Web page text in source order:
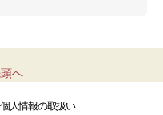
へ
個人情報の取扱い